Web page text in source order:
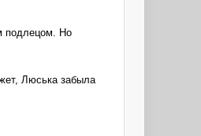
подлецом. Но
Люська забыла